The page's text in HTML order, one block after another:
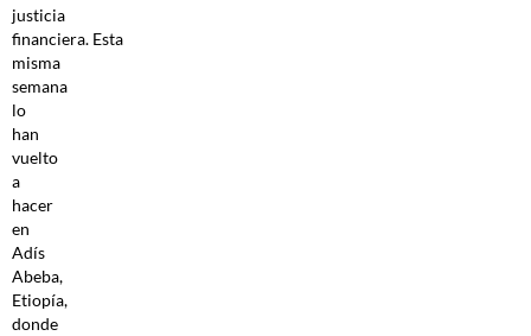
justicia
financiera. Esta
misma
semana
lo
han
vuelto
a
hacer
en
Adís
Abeba,
Etiopía,
donde